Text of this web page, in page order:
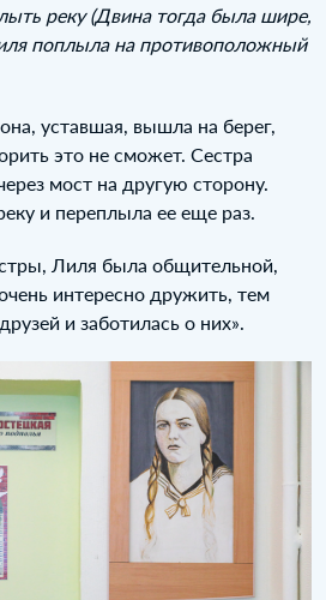
реку (Двина тогда была шире,
поплыла на противоположный
уставшая, вышла на берег,
это не сможет. Сестра
мост на другую сторону.
и переплыла ее еще раз.
Лиля была общительной,
интересно дружить, тем
и заботилась о них».